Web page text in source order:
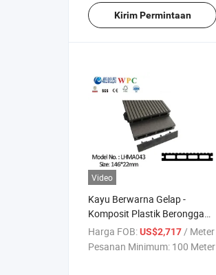
Kirim Permintaan
Video
Kayu Berwarna Gelap -
Komposit Plastik Berongga
Dek
Harga FOB:US$2,717/ Meter
Pesanan Minimum: 100 Meter